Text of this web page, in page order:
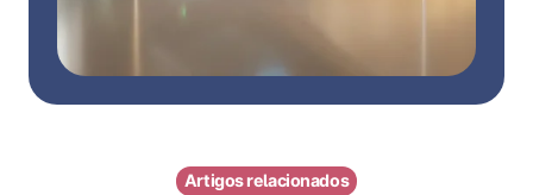
Artigos relacionados